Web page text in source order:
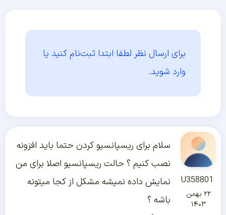
برای ارسال نظر لطفا ابتدا ثبت‌نام کنید یا
وارد شوید.
U358801
۲۲ بهمن
۱۴۰۳
سلام برای ریسپانسیو کردن حتما باید افزونه
نصب کنیم ؟ حالت ریسپانسیو اصلا برای من
نمایش داده نمیشه مشکل از کجا میتونه
باشه ؟